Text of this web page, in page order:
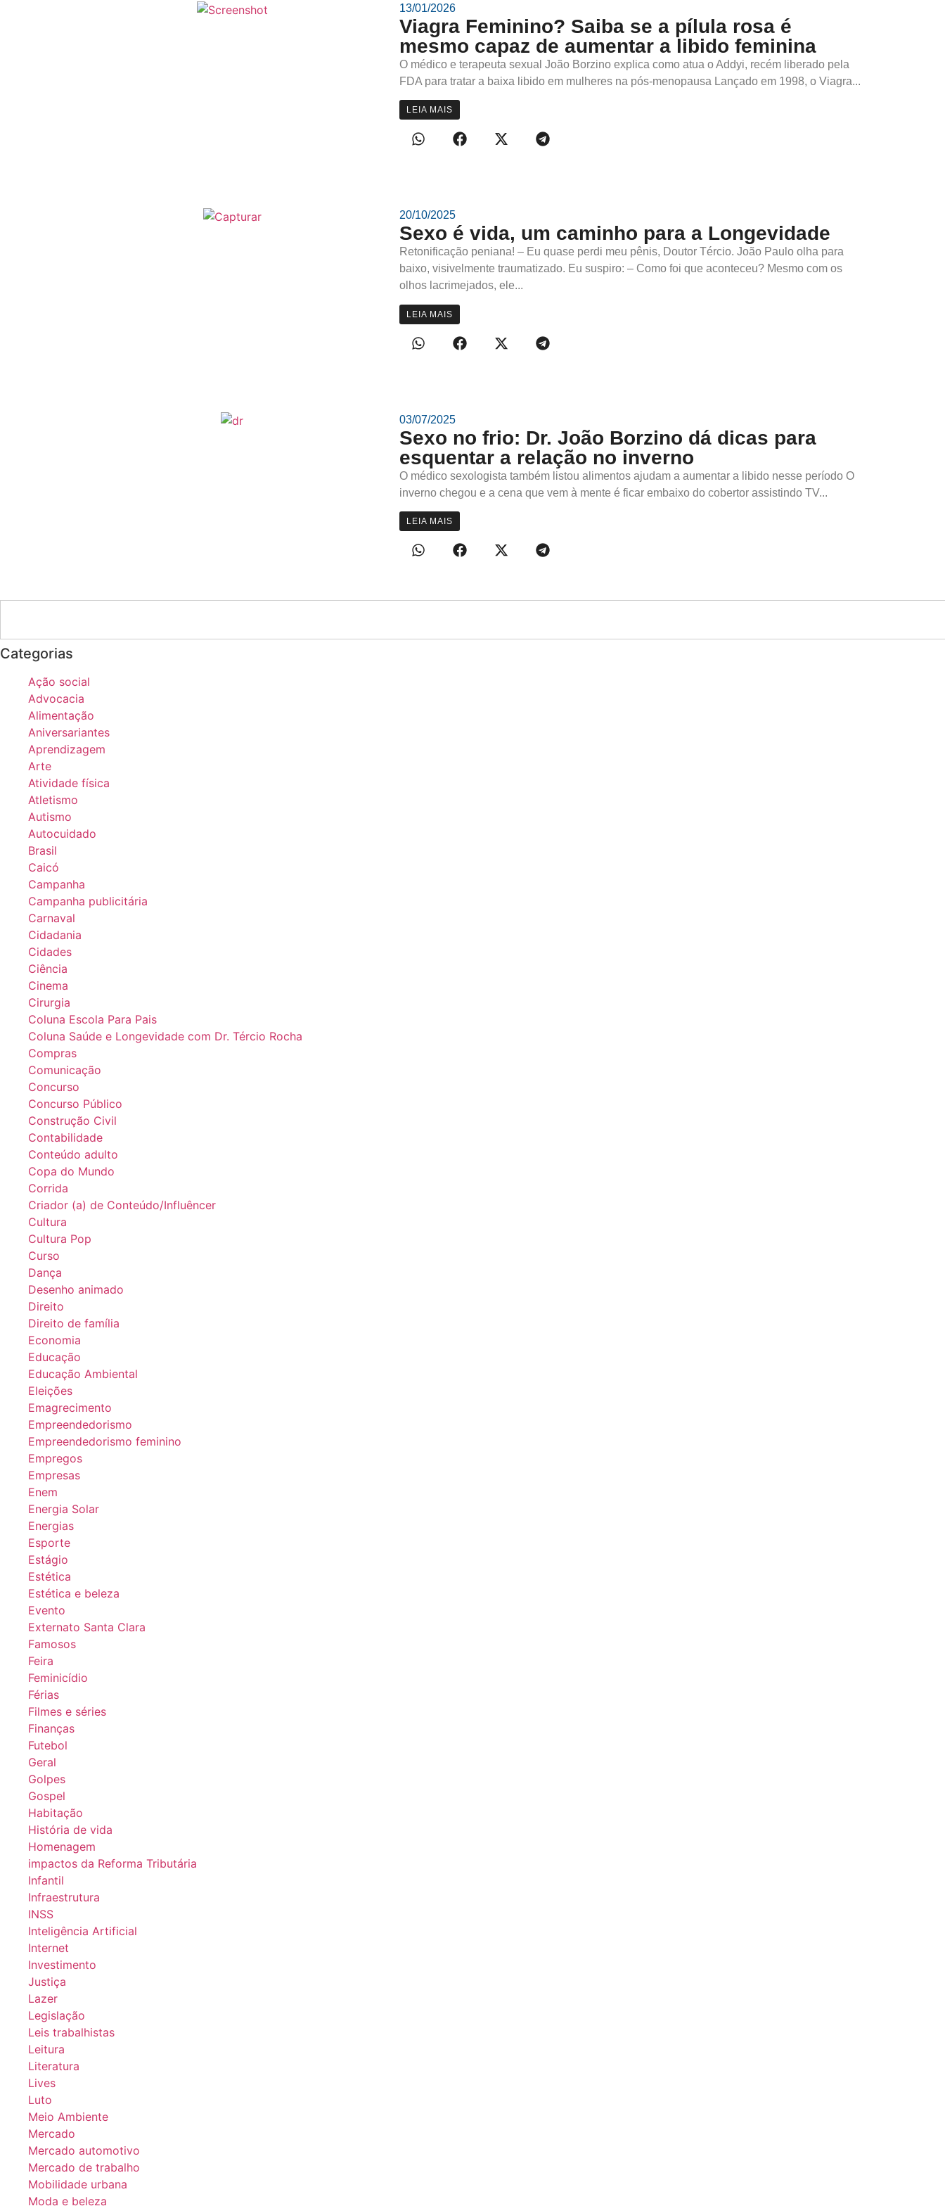
13/01/2026
Viagra Feminino? Saiba se a pílula rosa é
mesmo capaz de aumentar a libido feminina
O médico e terapeuta sexual João Borzino explica como atua o Addyi, recém liberado pela
FDA para tratar a baixa libido em mulheres na pós-menopausa Lançado em 1998, o Viagra...
LEIA MAIS
20/10/2025
Sexo é vida, um caminho para a Longevidade
Retonificação peniana! – Eu quase perdi meu pênis, Doutor Tércio. João Paulo olha para
baixo, visivelmente traumatizado. Eu suspiro: – Como foi que aconteceu? Mesmo com os
olhos lacrimejados, ele...
LEIA MAIS
03/07/2025
Sexo no frio: Dr. João Borzino dá dicas para
esquentar a relação no inverno
O médico sexologista também listou alimentos ajudam a aumentar a libido nesse período O
inverno chegou e a cena que vem à mente é ficar embaixo do cobertor assistindo TV...
LEIA MAIS
Categorias
Ação social
Advocacia
Alimentação
Aniversariantes
Aprendizagem
Arte
Atividade física
Atletismo
Autismo
Autocuidado
Brasil
Caicó
Campanha
Campanha publicitária
Carnaval
Cidadania
Cidades
Ciência
Cinema
Cirurgia
Coluna Escola Para Pais
Coluna Saúde e Longevidade com Dr. Tércio Rocha
Compras
Comunicação
Concurso
Concurso Público
Construção Civil
Contabilidade
Conteúdo adulto
Copa do Mundo
Corrida
Criador (a) de Conteúdo/Influêncer
Cultura
Cultura Pop
Curso
Dança
Desenho animado
Direito
Direito de família
Economia
Educação
Educação Ambiental
Eleições
Emagrecimento
Empreendedorismo
Empreendedorismo feminino
Empregos
Empresas
Enem
Energia Solar
Energias
Esporte
Estágio
Estética
Estética e beleza
Evento
Externato Santa Clara
Famosos
Feira
Feminicídio
Férias
Filmes e séries
Finanças
Futebol
Geral
Golpes
Gospel
Habitação
História de vida
Homenagem
impactos da Reforma Tributária
Infantil
Infraestrutura
INSS
Inteligência Artificial
Internet
Investimento
Justiça
Lazer
Legislação
Leis trabalhistas
Leitura
Literatura
Lives
Luto
Meio Ambiente
Mercado
Mercado automotivo
Mercado de trabalho
Mobilidade urbana
Moda e beleza